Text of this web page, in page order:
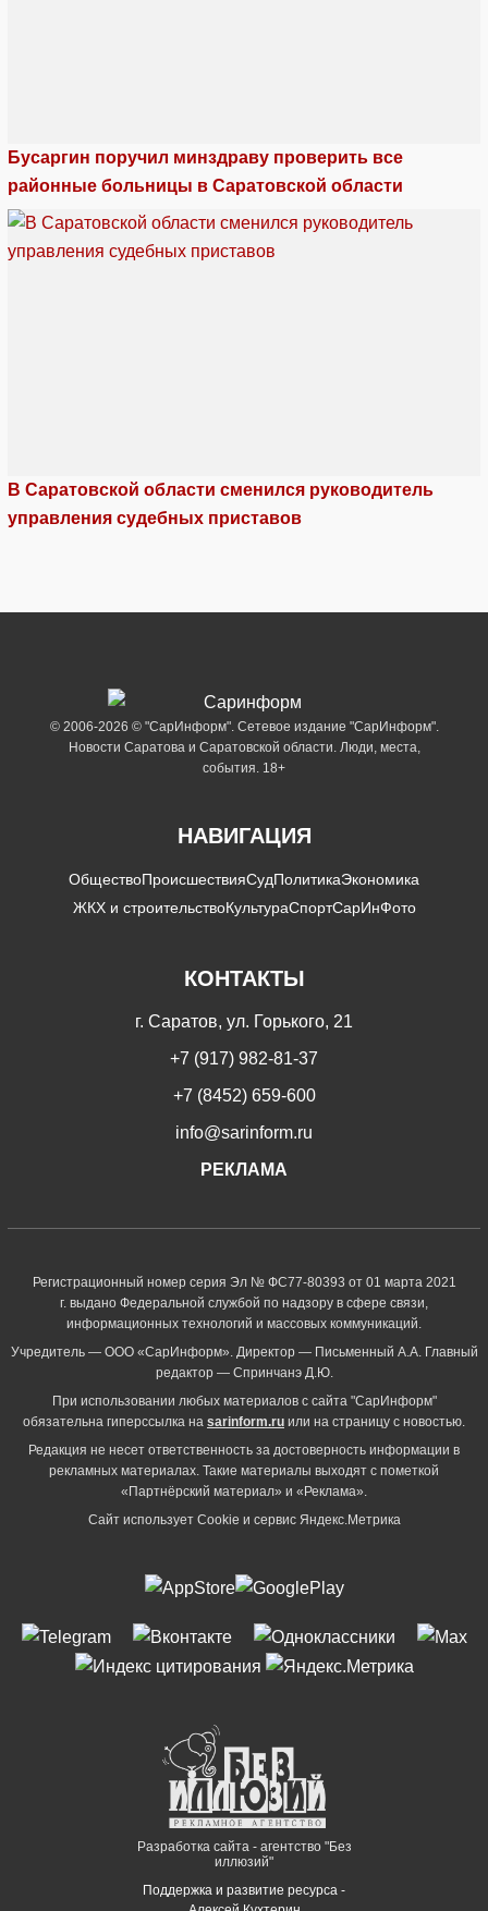
Бусаргин поручил минздраву проверить все
районные больницы в Саратовской области
В Саратовской области сменился руководитель
управления судебных приставов
© 2006-2026 © "СарИнформ". Сетевое издание "СарИнформ".
Новости Саратова и Саратовской области. Люди, места,
события. 18+
НАВИГАЦИЯ
ОбществоПроисшествияСудПолитикаЭкономика
ЖКХ и строительствоКультураСпортСарИнФото
КОНТАКТЫ
г. Саратов, ул. Горького, 21
+7 (917) 982-81-37
+7 (8452) 659-600
info@sarinform.ru
РЕКЛАМА
Регистрационный номер серия Эл № ФС77-80393 от 01 марта 2021
г. выдано Федеральной службой по надзору в сфере связи,
информационных технологий и массовых коммуникаций.
Учредитель — ООО «СарИнформ». Директор — Письменный А.А. Главный
редактор — Спринчанэ Д.Ю.
При использовании любых материалов с сайта "СарИнформ"
обязательна гиперссылка на sarinform.ru или на страницу с новостью.
Редакция не несет ответственность за достоверность информации в
рекламных материалах. Такие материалы выходят с пометкой
«Партнёрский материал» и «Реклама».
Сайт использует Cookie и сервиc Яндекс.Метрика
Разработка сайта - агентство "Без
иллюзий"
Поддержка и развитие ресурса -